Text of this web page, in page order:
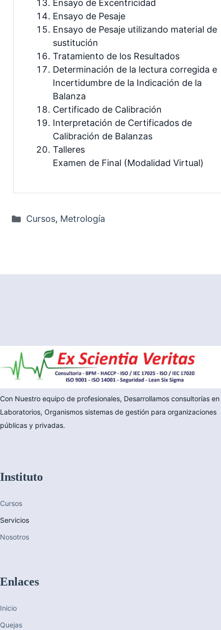
Ensayo de Excentricidad
Ensayo de Pesaje
Ensayo de Pesaje utilizando material de
sustitución
Tratamiento de los Resultados
Determinación de la lectura corregida e
Incertidumbre de la Indicación de la
Balanza
Certificado de Calibración
Interpretación de Certificados de
Calibración de Balanzas
Talleres
Examen de Final (Modalidad Virtual)
Categorías
Cursos, Metrología
Con Nuestro equipo de profesionales, Desarrollamos consultorías en
Laboratorios, Organismos sistemas de gestión para organizaciones
públicas y privadas.
Instituto
Cursos
Servicios
Nosotros
Enlaces
Inicio
Quejas